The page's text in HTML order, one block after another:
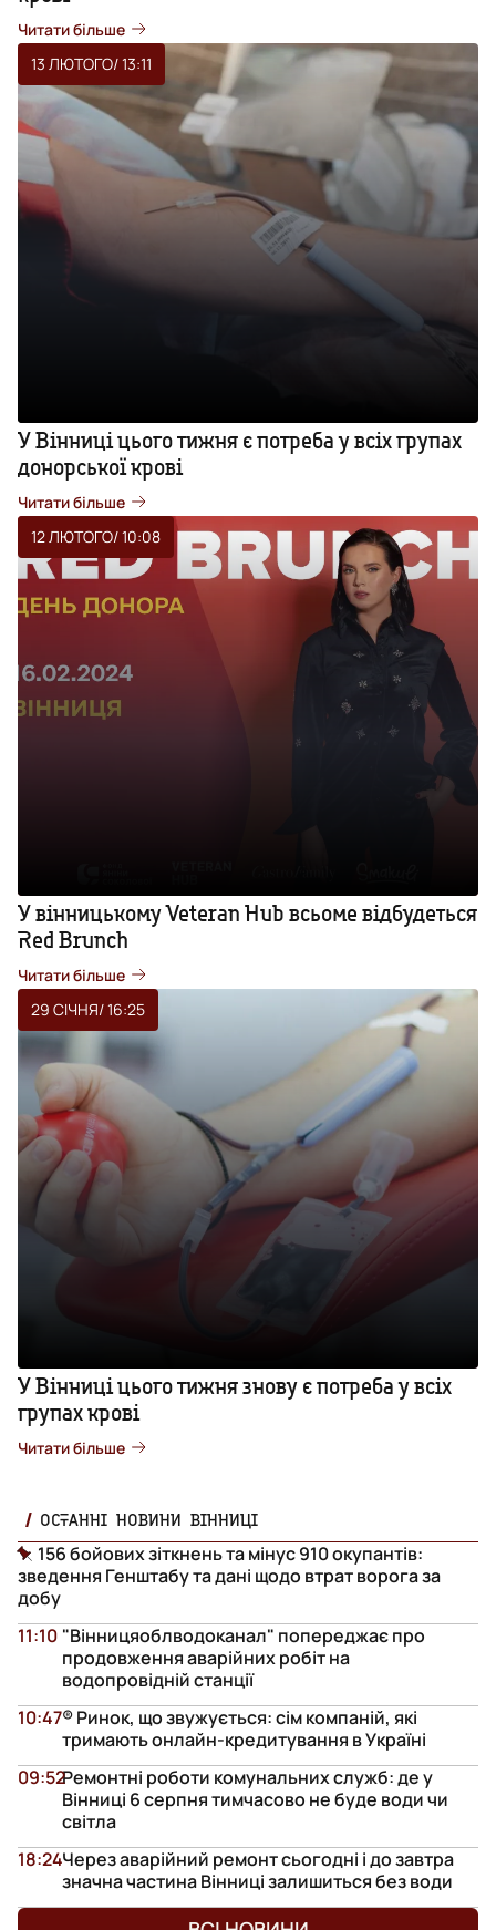
Читати більше
13 ЛЮТОГО/ 13:11
У Вінниці цього тижня є потреба у всіх групах
донорської крові
Читати більше
12 ЛЮТОГО/ 10:08
У вінницькому Veteran Hub всьоме відбудеться
Red Brunch
Читати більше
29 СІЧНЯ/ 16:25
У Вінниці цього тижня знову є потреба у всіх
групах крові
Читати більше
ОСТАННІ НОВИНИ ВІННИЦІ
156 бойових зіткнень та мінус 910 окупантів:
зведення Генштабу та дані щодо втрат ворога за
добу
"Вінницяоблводоканал" попереджає про
продовження аварійних робіт на
водопровідній станції
11:10
® Ринок, що звужується: сім компаній, які
тримають онлайн-кредитування в Україні
10:47
Ремонтні роботи комунальних служб: де у
Вінниці 6 серпня тимчасово не буде води чи
світла
09:52
Через аварійний ремонт сьогодні і до завтра
значна частина Вінниці залишиться без води
18:24